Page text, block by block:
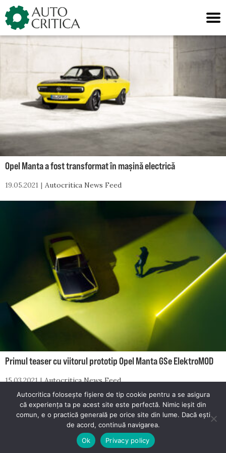
Skip
to
content
Opel Manta a fost transformat în mașină electrică
19.05.2021 Autocritica News Feed
Primul teaser cu viitorul prototip Opel Manta GSe ElektroMOD
15.03.2021 Autocritica News Feed
© 2026 Autocritica. Toate drepturile rezervate.
Autocritica este un proiect dezvoltat de
Autocritica folosește fișiere de tip cookie pentru a se asigura
că experiența ta pe acest site este perfectă. Nimic ieșit din
comun, e o practică generală pe orice site din lume. Dacă ești
de acord, continuă navigarea.
Ok
Privacy policy